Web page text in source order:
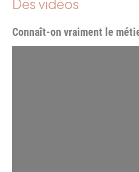
Connaît-on vraiment le